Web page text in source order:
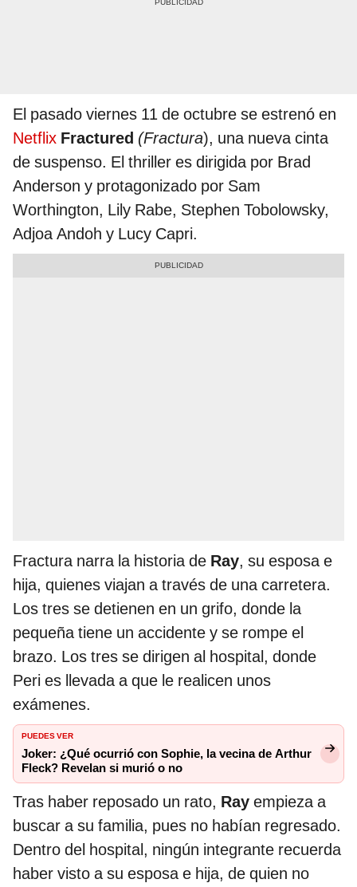
El pasado viernes 11 de octubre se estrenó en
Netflix Fractured (Fractura), una nueva cinta
de suspenso. El thriller es dirigida por Brad
Anderson y protagonizado por Sam
Worthington, Lily Rabe, Stephen Tobolowsky,
Adjoa Andoh y Lucy Capri.
Fractura narra la historia de Ray, su esposa e
hija, quienes viajan a través de una carretera.
Los tres se detienen en un grifo, donde la
pequeña tiene un accidente y se rompe el
brazo. Los tres se dirigen al hospital, donde
Peri es llevada a que le realicen unos
exámenes.
PUEDES VER
Joker: ¿Qué ocurrió con Sophie, la vecina de Arthur
Fleck? Revelan si murió o no
Tras haber reposado un rato, Ray empieza a
buscar a su familia, pues no habían regresado.
Dentro del hospital, ningún integrante recuerda
haber visto a su esposa e hija, de quien no